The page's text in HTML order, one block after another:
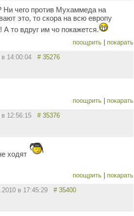
Ни чего против Мухаммеда на
это, то скора на всю европу
то вдруг им чо покажется.
поощрить покарать
в 14:00:04 # 35276
поощрить покарать
в 12:56:15 # 35376
ходят
поощрить покарать
в 17:45:29 # 35400